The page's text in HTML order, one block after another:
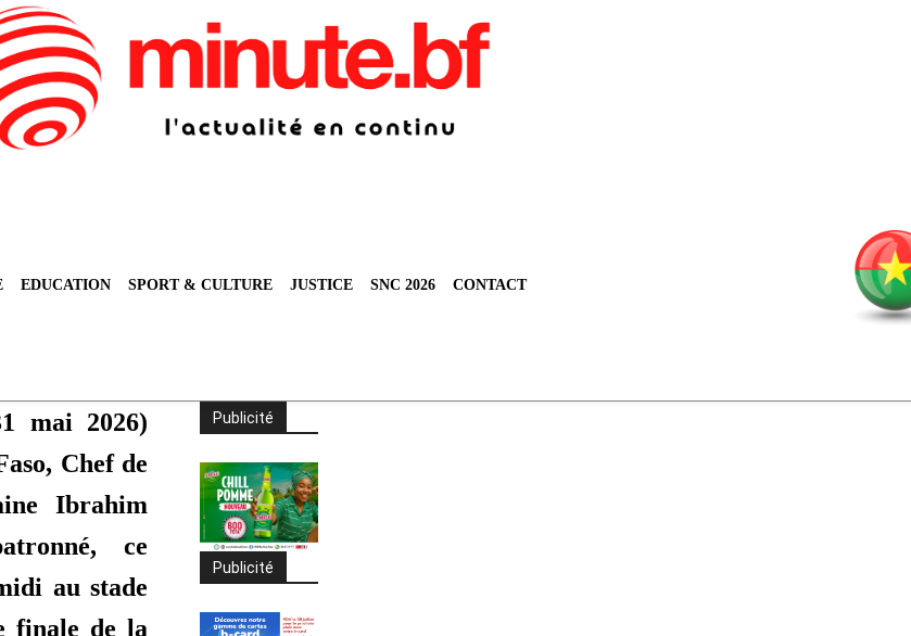
EDUCATION SPORT & CULTURE JUSTICE SNC 2026 CONTACT
mai 2026)
Chef de
Ibrahim
ce
au stade
finale de la
Publicité
Publicité